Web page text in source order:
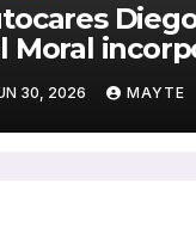
Moral
nuevas
King
Hi-Tech para
30, 2026 MAYTE